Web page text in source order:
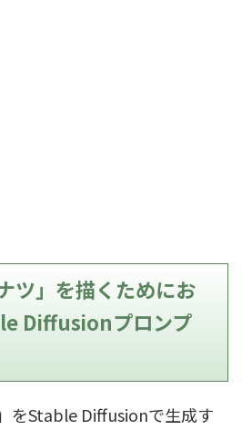
ツ」を描くためにお
Diffusionプロンプ
をStable Diffusionで生成す